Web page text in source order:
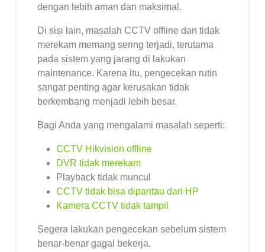
dengan lebih aman dan maksimal.
Di sisi lain, masalah CCTV offline dan tidak
merekam memang sering terjadi, terutama
pada sistem yang jarang di lakukan
maintenance. Karena itu, pengecekan rutin
sangat penting agar kerusakan tidak
berkembang menjadi lebih besar.
Bagi Anda yang mengalami masalah seperti:
CCTV Hikvision offline
DVR tidak merekam
Playback tidak muncul
CCTV tidak bisa dipantau dari HP
Kamera CCTV tidak tampil
Segera lakukan pengecekan sebelum sistem
benar-benar gagal bekerja.